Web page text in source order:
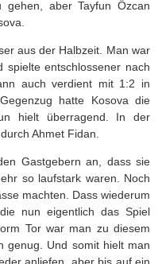
aber Tayfun Özcan
aus der Halbzeit. Man war
spielte entschlossener nach
auch verdient mit 1:2 in
hatte Kosova die
hielt überragend. In der
Ahmet Fidan.
Gastgebern an, dass sie
so laufstark waren. Noch
machten. Dass wiederum
nun eigentlich das Spiel
Tor war man zu diesem
genug. Und somit hielt man